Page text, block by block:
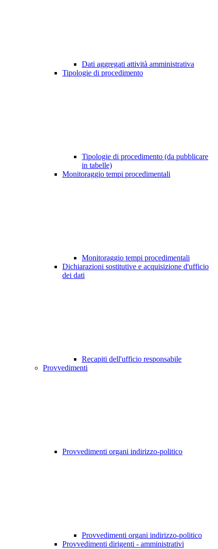
Dati aggregati attività amministrativa
Tipologie di procedimento
Tipologie di procedimento (da pubblicare
in tabelle)
Monitoraggio tempi procedimentali
Monitoraggio tempi procedimentali
Dichiarazioni sostitutive e acquisizione d'ufficio
dei dati
Recapiti dell'ufficio responsabile
Provvedimenti
Provvedimenti organi indirizzo-politico
Provvedimenti organi indirizzo-politico
Provvedimenti dirigenti - amministrativi